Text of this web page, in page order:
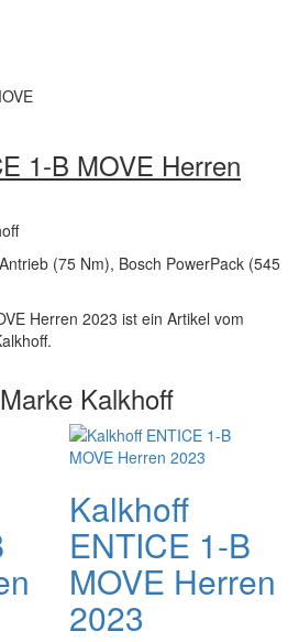
1-B MOVE Herren
(75 Nm), Bosch PowerPack (545
Herren 2023 ist ein Artikel vom
Kalkhoff
Kalkhoff
ENTICE 1-B
MOVE Herren
2023